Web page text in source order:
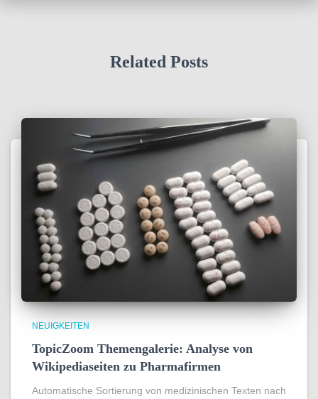
Related Posts
NEUIGKEITEN
TopicZoom Themengalerie: Analyse von
Wikipediaseiten zu Pharmafirmen
Automatische Sortierung von medizinischen Texten nach